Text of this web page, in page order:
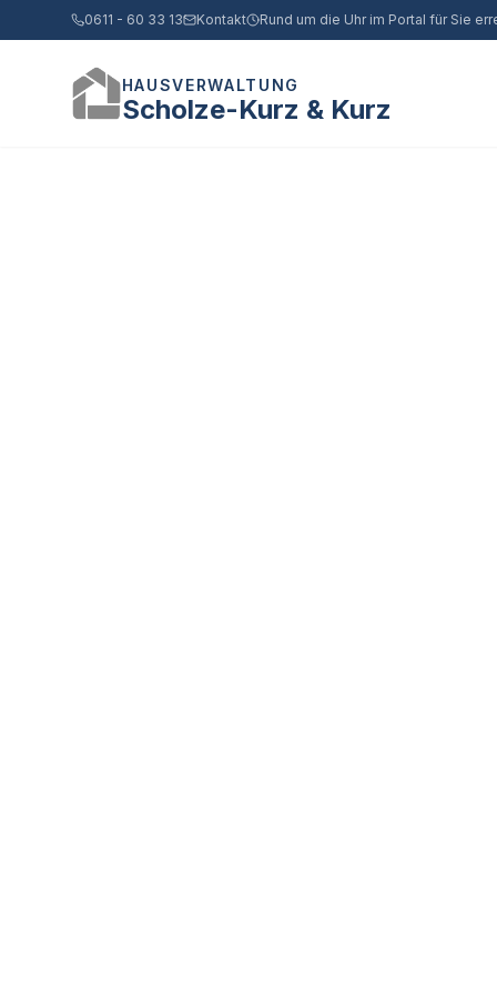
0611 - 60 33 13 Kontakt Rund um die Uhr im Portal für Sie
HAUSVERWALTUNG
Scholze-Kurz & Kurz